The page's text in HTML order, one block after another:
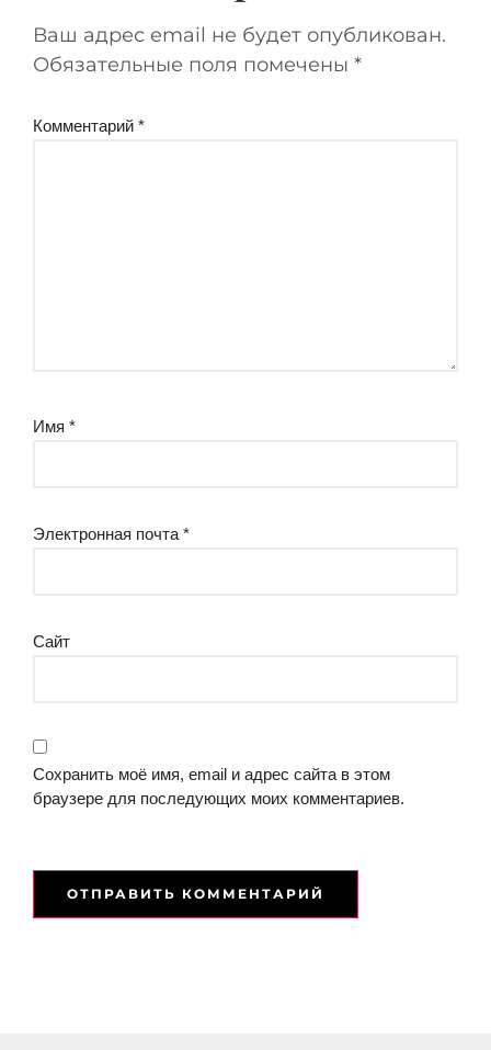
Ваш адрес email не будет опубликован.
Обязательные поля помечены *
Комментарий *
Имя *
Электронная почта *
Сайт
Сохранить моё имя, email и адрес сайта в этом
браузере для последующих моих комментариев.